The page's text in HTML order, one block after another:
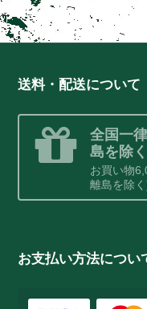
¥7,150
送料・配送について
全国一
島を除
お買い物
離島を除
お支払い方法につい